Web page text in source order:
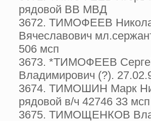
рядовой ВВ МВД
3672. ТИМОФЕЕВ
Вячеславович
506 мсп
3673. *ТИМОФЕЕВ
Владимирович (?).
3674. ТИМОШИН Марк
рядовой в/ч 42746 33 мсп
3675. ТИМОЩЕНКОВ